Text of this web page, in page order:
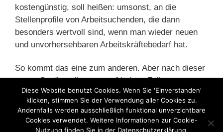
kostengünstig, soll heißen: umsonst, an die
Stellenprofile von Arbeitsuchenden, die dann
besonders wertvoll sind, wenn man wieder neuen
und unvorhersehbaren Arbeitskräftebedarf hat.
So kommt das eine zum anderen. Aber nach dieser
neuen Studie sollte man auf keinen Fall
unwidersprochen behaupten, das dass alles nur
zum Wohl der Arbeitslosen passiert.
Diese Website benutzt Cookies. Wenn Sie 'Einverstanden'
klicken, stimmen Sie der Verwendung aller Cookies zu.
Andernfalls werden ausschließlich funktional unverzichtbare
Cookies verwendet. Weitere Informationen zur Cookie-
Nutzung finden Sie in der Datenschutzerklärung.